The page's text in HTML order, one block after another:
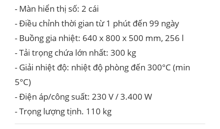
- Màn hiển thị số: 2 cái
- Điều chỉnh thời gian từ 1 phút đến 99 ngày
- Buồng gia nhiệt: 640 x 800 x 500 mm, 256 l
- Tải trọng chứa lớn nhất: 300 kg
- Giải nhiệt độ: nhiệt độ phòng đến 300°C (min
5°C)
- Điện áp/công suất: 230 V / 3.400 W
- Trọng lượng tịnh. 110 kg